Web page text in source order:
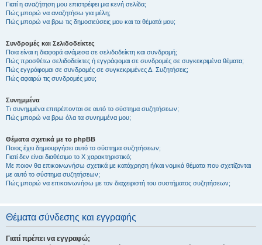
Γιατί η αναζήτηση μου επιστρέφει μια κενή σελίδα;
Πώς μπορώ να αναζητήσω για μέλη;
Πώς μπορώ να βρω τις δημοσιεύσεις μου και τα θέματά μου;
Συνδρομές και Σελιδοδείκτες
Ποια είναι η διαφορά ανάμεσα σε σελιδοδείκτη και συνδρομή;
Πώς προσθέτω σελιδοδείκτες ή εγγράφομαι σε συνδρομές σε συγκεκριμένα θέματα;
Πώς εγγράφομαι σε συνδρομές σε συγκεκριμένες Δ. Συζητήσεις;
Πώς αφαιρώ τις συνδρομές μου;
Συνημμένα
Τι συνημμένα επιτρέπονται σε αυτό το σύστημα συζητήσεων;
Πώς μπορώ να βρω όλα τα συνημμένα μου;
Θέματα σχετικά με το phpBB
Ποιος έχει δημιουργήσει αυτό το σύστημα συζητήσεων;
Γιατί δεν είναι διαθέσιμο το Χ χαρακτηριστικό;
Με ποιον θα επικοινωνήσω σχετικά με κατάχρηση ή/και νομικά θέματα που σχετίζονται
με αυτό το σύστημα συζητήσεων;
Πώς μπορώ να επικοινωνήσω με τον διαχειριστή του συστήματος συζητήσεων;
Θέματα σύνδεσης και εγγραφής
Γιατί πρέπει να εγγραφώ;